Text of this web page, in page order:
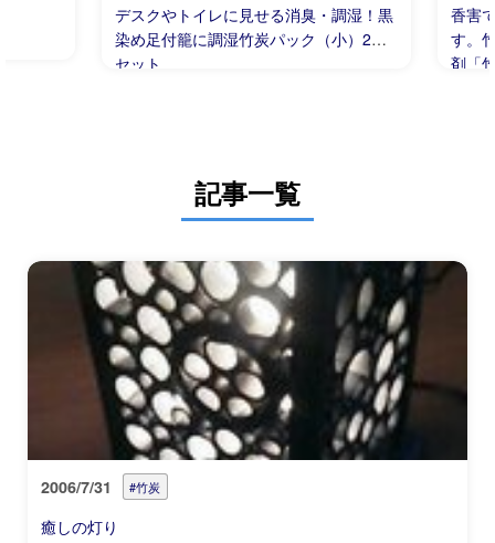
デスクやトイレに見せる消臭・調湿！黒
染め足付籠に調湿竹炭パック（小）2個
セット
香害
す。
剤「
記事一覧
2006/7/31 #竹炭
癒しの灯り